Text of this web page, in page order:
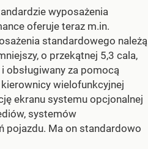
wyposażenia
oferuje teraz m.in.
standardowego należą
o przekątnej 5,3 cala,
obsługiwany za pomocą
wielofunkcyjnej
ekranu systemu opcjonalnej
systemów
pojazdu. Ma on standardowo